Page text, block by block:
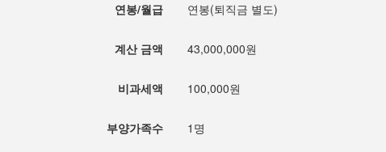
연봉/월급 연봉(퇴직금 별도)
계산 금액 43,000,000원
비과세액 100,000원
부양가족수 1명